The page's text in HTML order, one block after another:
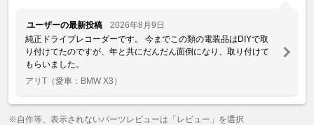
ユーザーの最新投稿
2026年8月9日
純正ドライブレコーダーです。 今までこの類の電装品はDIYで取
り付けてたのですが、年と共にだんだん面倒になり、取り付けて
もらいました。
アリT （愛車：BMW X3）
※自作等、表示されないパーツレビューは「レビュー」を選択